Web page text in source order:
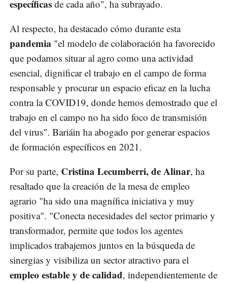
específicas de cada año", ha subrayado.
Al respecto, ha destacado cómo durante esta
pandemia "el modelo de colaboración ha favorecido
que podamos situar al agro como una actividad
esencial, dignificar el trabajo en el campo de forma
responsable y procurar un espacio eficaz en la lucha
contra la COVID19, donde hemos demostrado que el
trabajo en el campo no ha sido foco de transmisión
del virus". Bariáin ha abogado por generar espacios
de formación específicos en 2021.
Por su parte, Cristina Lecumberri, de Alinar, ha
resaltado que la creación de la mesa de empleo
agrario "ha sido una magnífica iniciativa y muy
positiva". "Conecta necesidades del sector primario y
transformador, permite que todos los agentes
implicados trabajemos juntos en la búsqueda de
sinergias y visibiliza un sector atractivo para el
empleo estable y de calidad, independientemente de